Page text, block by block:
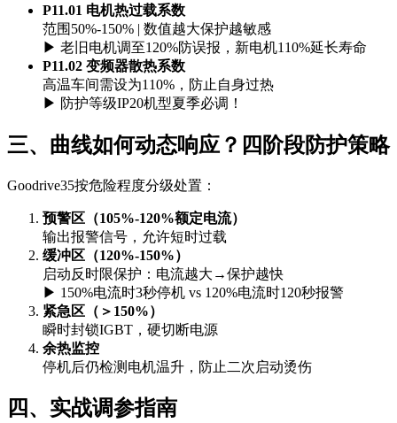
P11.01 电机热过载系数
范围50%-150% | 数值越大保护越敏感
▶ 老旧电机调至120%防误报，新电机110%延长寿命
P11.02 变频器散热系数
高温车间需设为110%，防止自身过热
▶ 防护等级IP20机型夏季必调！
三、曲线如何动态响应？四阶段防护策略
Goodrive35按危险程度分级处置：
预警区（105%-120%额定电流）
输出报警信号，允许短时过载
缓冲区（120%-150%）
启动反时限保护：电流越大→保护越快
▶ 150%电流时3秒停机 vs 120%电流时120秒报警
紧急区（＞150%）
瞬时封锁IGBT，硬切断电源
余热监控
停机后仍检测电机温升，防止二次启动烫伤
四、实战调参指南